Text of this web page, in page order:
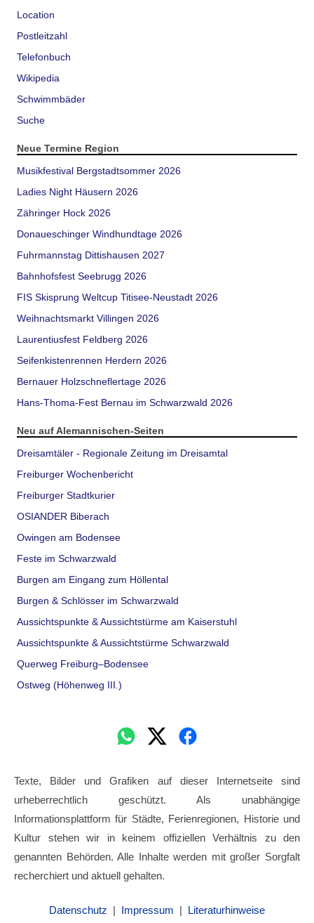
Location
Postleitzahl
Telefonbuch
Wikipedia
Schwimmbäder
Suche
Neue Termine Region
Musikfestival Bergstadtsommer 2026
Ladies Night Häusern 2026
Zähringer Hock 2026
Donaueschinger Windhundtage 2026
Fuhrmannstag Dittishausen 2027
Bahnhofsfest Seebrugg 2026
FIS Skisprung Weltcup Titisee-Neustadt 2026
Weihnachtsmarkt Villingen 2026
Laurentiusfest Feldberg 2026
Seifenkistenrennen Herdern 2026
Bernauer Holzschneflertage 2026
Hans-Thoma-Fest Bernau im Schwarzwald 2026
Neu auf Alemannischen-Seiten
Dreisamtäler - Regionale Zeitung im Dreisamtal
Freiburger Wochenbericht
Freiburger Stadtkurier
OSIANDER Biberach
Owingen am Bodensee
Feste im Schwarzwald
Burgen am Eingang zum Höllental
Burgen & Schlösser im Schwarzwald
Aussichtspunkte & Aussichtstürme am Kaiserstuhl
Aussichtspunkte & Aussichtstürme Schwarzwald
Querweg Freiburg–Bodensee
Ostweg (Höhenweg III.)
Texte, Bilder und Grafiken auf dieser Internetseite sind
urheberrechtlich geschützt. Als unabhängige
Informationsplattform für Städte, Ferienregionen, Historie und
Kultur stehen wir in keinem offiziellen Verhältnis zu den
genannten Behörden. Alle Inhalte werden mit großer Sorgfalt
recherchiert und aktuell gehalten.
Datenschutz | Impressum | Literaturhinweise